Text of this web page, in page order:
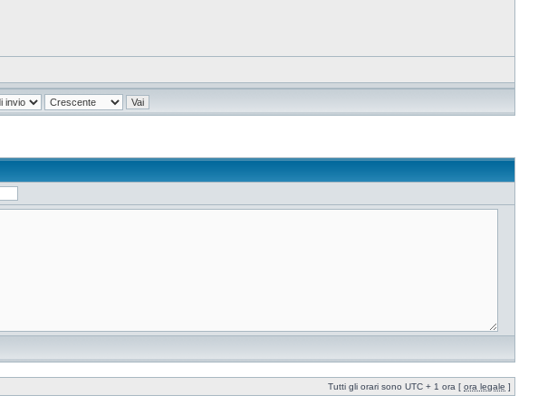
Tutti gli orari sono UTC + 1 ora [ ora legale ]